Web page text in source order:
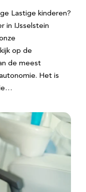
Lastige kinderen?
in IJsselstein
op de
de meest
Het is